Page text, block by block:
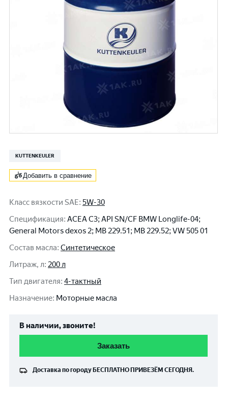
KUTTENKEULER
Добавить в сравнение
Класс вязкости SAE: 5W-30
Спецификация: ACEA C3; API SN/CF BMW Longlife-04;
General Motors dexos 2; MB 229.51; MB 229.52; VW 505 01
Состав масла: Синтетическое
Литраж, л: 200 л
Тип двигателя: 4-тактный
Назначение: Моторные масла
В наличии, звоните!
Заказать
Доставка по городу БЕСПЛАТНО ПРИВЕЗЁМ СЕГОДНЯ.